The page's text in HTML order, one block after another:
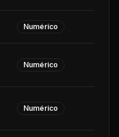
Numérico
Numérico
Numérico